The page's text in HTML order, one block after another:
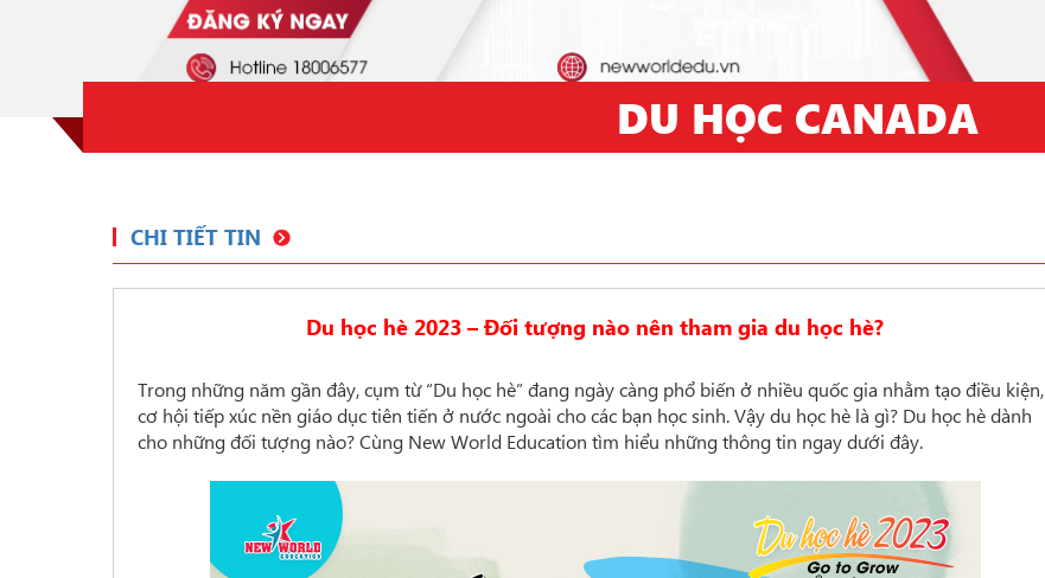
DU HỌC CANADA
CHI TIẾT TIN
Du học hè 2023 – Đối tượng nào nên tham gia du học hè?
Trong những năm gần đây, cụm từ “Du học hè” đang ngày càng phổ biến ở nhiều quốc gia nhằm tạo điều kiện,
cơ hội tiếp xúc nền giáo dục tiên tiến ở nước ngoài cho các bạn học sinh. Vậy du học hè là gì? Du học hè dành
cho những đối tượng nào? Cùng New World Education tìm hiểu những thông tin ngay dưới đây.